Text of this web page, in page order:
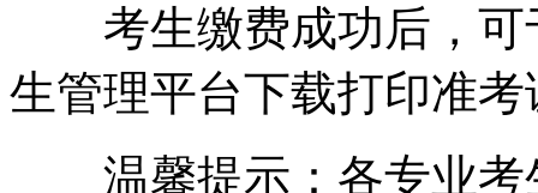
考生缴费成功后，可
生管理平台下载打印准
温馨提示：各专业考